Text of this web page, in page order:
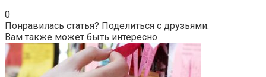
0
Понравилась статья? Поделиться с друзьями:
Вам также может быть интересно